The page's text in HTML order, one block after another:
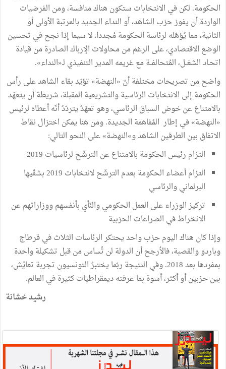
الحكومة. لكن في الانتخابات ستكون هناك منافسة، ومن الفرضيات
الواردة أن يفوز حزب الشاهد، أو النداء الجديد بالمرتبة الأولى أو
الثانية، مما يُؤهّله لرئاسة الحكومة مُجددا، لا سيما إذا نجح في تحسين
الوضع الاقتصادي، على الرغم من محاولات الإرباك الصادرة من قيادة
اتحـاد الشغــل، المُتحالفــة مع غريمه المدير التنفيذي لـ«النداء».
واضح من تصريحات مختلفة أنّ «النهضة» تؤيّد بقاء الشاهد على رأس
الحكومة إلى الانتخابات الرئاسية والتشريعية المقبلة، شريطة أن يتعهّد
بالامتناع عن خوض السباق الرئاسي، وهو تعهّدٌ يتردّدُ أنّه أعطاه لرئيس
«النهضة» في إطار المُفاهمة الجديدة. ومن هنا يمكن اختزال نقاط
الاتفاق بين الطرفين الشاهد و»النهضة» على النحو التالي:
التزام رئيس الحكومة بالامتناع عن الترشّح لرئاسيات 2019
التزام أعضاء الحكومة بعدم الترشّح لانتخابات 2019 بشقّيها
البرلماني والرئاسي
تركيز الوزراء على العمل الحكومي والنّأي بأنفسهم ووزاراتهم عن
الانخراط في الصراعات الحزبية
وإذا كان هناك اليوم حزب واحد يحتكر الرئاسات الثلاث في قرطاج
وباردو والقصبة، فالأرجح أن الدولة لن تُساس من قبل تشكيلة واحدة
بمفردها بعد 2018. وفي النتيجة ربّما يختبرُ التونسيون تجربة تعايُش،
بين حزبين أو أكثر، أسوة بما عرفته ديمقراطيات كثيرة في العالم.
رشيد خشانة